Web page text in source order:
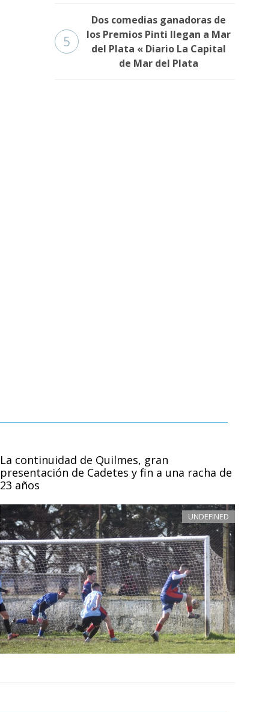
5
Dos comedias ganadoras de
los Premios Pinti llegan a Mar
del Plata « Diario La Capital
de Mar del Plata
La continuidad de Quilmes, gran
presentación de Cadetes y fin a una racha de
23 años
UNDEFINED